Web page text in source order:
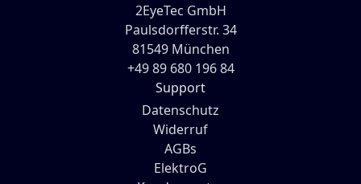
2EyeTec GmbH
Paulsdorfferstr. 34
81549 München
+49 89 680 196 84
Support
Datenschutz
Widerruf
AGBs
ElektroG